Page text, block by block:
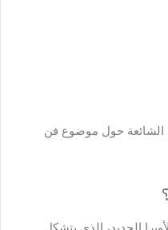
الشائعة حول موضوع فن